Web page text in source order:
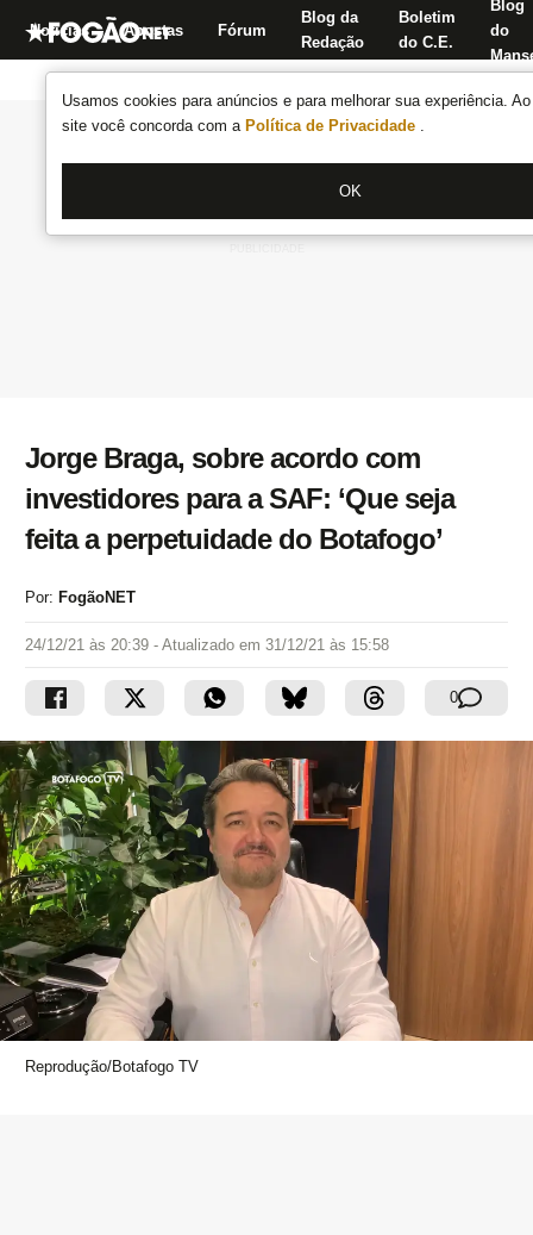
Usamos cookies para anúncios e para melhorar sua experiência.
site você concorda com a Política de Privacidade .
OK
Notícias Apostas Fórum
Blog da
Redação
Boletim
do C.E.
Blog
do
Jorge Braga, sobre acordo com
investidores para a SAF: ‘Que seja
feita a perpetuidade do Botafogo’
Por: FogãoNET
24/12/21 às 20:39 - Atualizado em 31/12/21 às 15:58
0
Reprodução/Botafogo TV